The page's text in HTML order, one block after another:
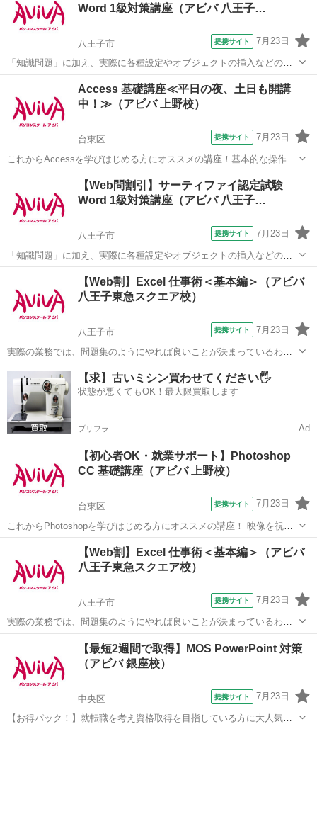
定・効率の良いデー...Word 1級対策講座（アビバ 八王子…
八王子市 提携サイト 7月23日
「知識問題」に加え、実際に各種設定やオブジェクトの挿入などの機
能を駆使した文書を作成する「実技問題」を解くことで、実践的な能
力を証明できる資格制度の、1級対策講座です。
八王子市 ワード
Access 基礎講座≪平日の夜、土日も開講
中！≫（アビバ 上野校）
台東区 提携サイト 7月23日
これからAccessを学びはじめる方にオススメの講座！基本的な操作か
らリレーションシップなど、データベース管理ソフトであるAccessの
醍醐味を学ぶ事ができる講座です。 ■学習内容■ 基本操作・テーブ
ル・クエリ・フォーム...
アクセス
【Web問割引】サーティファイ認定試験
Word 1級対策講座（アビバ 八王子…
八王子市 提携サイト 7月23日
「知識問題」に加え、実際に各種設定やオブジェクトの挿入などの機
能を駆使した文書を作成する「実技問題」を解くことで、実践的な能
力を証明できる資格制度の、1級対策講座です。
八王子市 ワード
【Web割】Excel 仕事術＜基本編＞（アビバ
八王子東急スクエア校）
八王子市 提携サイト 7月23日
実際の業務では、問題集のようにやれば良いことが決まっているわけ
ではありません。この講座では【よくある上司の指示】からスタート
します。上司意図を汲み取るケーススタディを通じ、仕事の型を身に
つけます。Excelを"使える"人にな...
東京 八王子市 エクセル
【求】古いミシン買わせてください🖐️
状態が悪くてもOK！最大限買取します
プリフラ Ad
【初心者OK・就業サポート】Photoshop
CC 基礎講座（アビバ 上野校）
台東区 提携サイト 7月23日
これからPhotoshopを学びはじめる方にオススメの講座！ 映像を視聴
しながら操作を行い、操作の基本からPhotohopの醍醐味である画像合
成や画像加工のスキルまで学習していきます。 実際の制作時に活かし
やすいよう、「何...
Photoshop
【Web割】Excel 仕事術＜基本編＞（アビバ
八王子東急スクエア校）
八王子市 提携サイト 7月23日
実際の業務では、問題集のようにやれば良いことが決まっているわけ
ではありません。この講座では【よくある上司の指示】からスタート
します。上司意図を汲み取るケーススタディを通じ、仕事の型を身に
つけます。Excelを"使える"人にな...
八王子市 エクセル
【最短2週間で取得】MOS PowerPoint 対策
（アビバ 銀座校）
中央区 提携サイト 7月23日
【お得パック！】就転職を考え資格取得を目指している方に大人気の